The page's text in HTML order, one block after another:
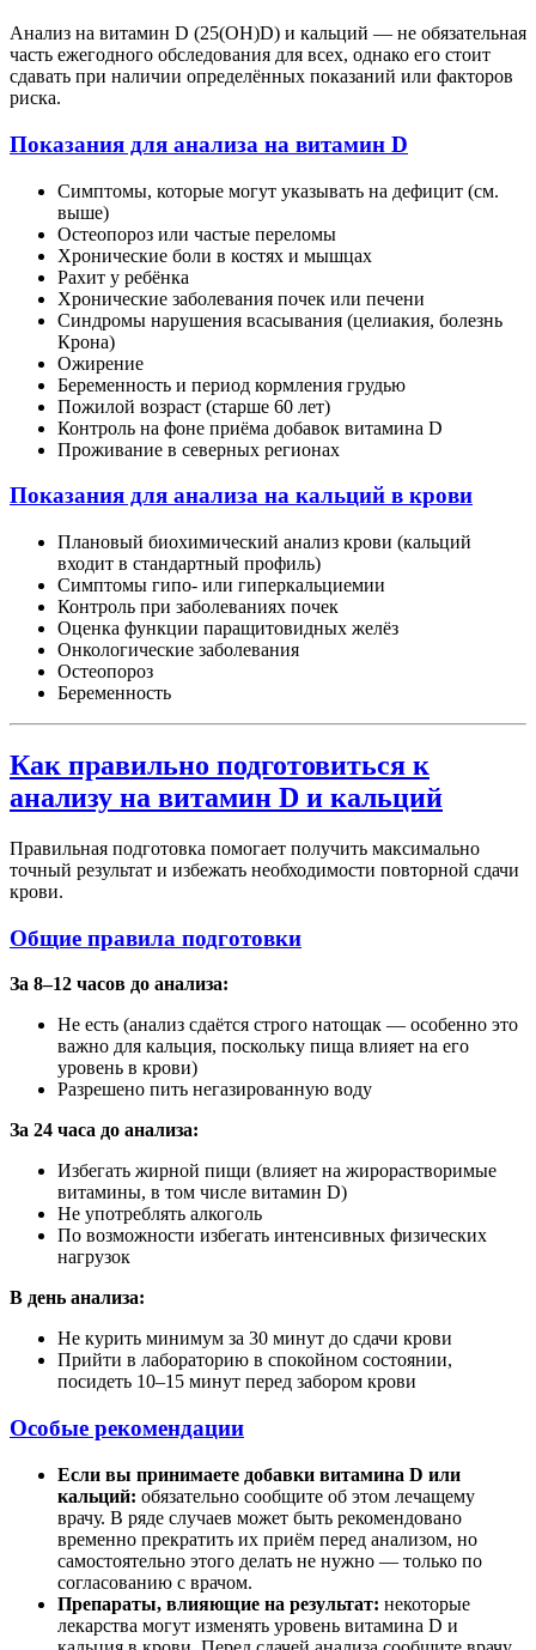
Анализ на витамин D (25(OH)D) и кальций — не обязательная
часть ежегодного обследования для всех, однако его стоит
сдавать при наличии определённых показаний или факторов
риска.
Показания для анализа на витамин D
Симптомы, которые могут указывать на дефицит (см.
выше)
Остеопороз или частые переломы
Хронические боли в костях и мышцах
Рахит у ребёнка
Хронические заболевания почек или печени
Синдромы нарушения всасывания (целиакия, болезнь
Крона)
Ожирение
Беременность и период кормления грудью
Пожилой возраст (старше 60 лет)
Контроль на фоне приёма добавок витамина D
Проживание в северных регионах
Показания для анализа на кальций в крови
Плановый биохимический анализ крови (кальций
входит в стандартный профиль)
Симптомы гипо- или гиперкальциемии
Контроль при заболеваниях почек
Оценка функции паращитовидных желёз
Онкологические заболевания
Остеопороз
Беременность
Как правильно подготовиться к
анализу на витамин D и кальций
Правильная подготовка помогает получить максимально
точный результат и избежать необходимости повторной сдачи
крови.
Общие правила подготовки
За 8–12 часов до анализа:
Не есть (анализ сдаётся строго натощак — особенно это
важно для кальция, поскольку пища влияет на его
уровень в крови)
Разрешено пить негазированную воду
За 24 часа до анализа:
Избегать жирной пищи (влияет на жирорастворимые
витамины, в том числе витамин D)
Не употреблять алкоголь
По возможности избегать интенсивных физических
нагрузок
В день анализа:
Не курить минимум за 30 минут до сдачи крови
Прийти в лабораторию в спокойном состоянии,
посидеть 10–15 минут перед забором крови
Особые рекомендации
Если вы принимаете добавки витамина D или
кальций: обязательно сообщите об этом лечащему
врачу. В ряде случаев может быть рекомендовано
временно прекратить их приём перед анализом, но
самостоятельно этого делать не нужно — только по
согласованию с врачом.
Препараты, влияющие на результат: некоторые
лекарства могут изменять уровень витамина D и